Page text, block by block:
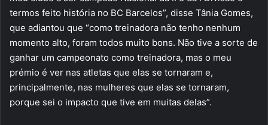
termos feito história no BC Barcelos”, disse Tânia Gomes,
que adiantou que “como treinadora não tenho nenhum
momento alto, foram todos muito bons. Não tive a sorte de
ganhar um campeonato como treinadora, mas o meu
prémio é ver nas atletas que elas se tornaram e,
principalmente, nas mulheres que elas se tornaram,
porque sei o impacto que tive em muitas delas”.